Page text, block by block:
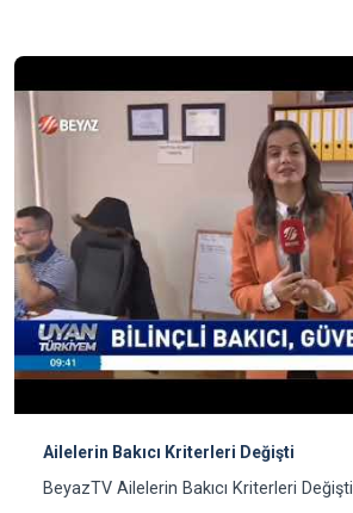
Ailelerin Bakıcı Kriterleri Değişti
BeyazTV Ailelerin Bakıcı Kriterleri Değişti